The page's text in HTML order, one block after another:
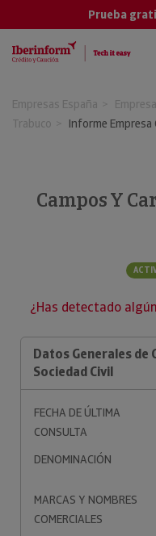
Prueba
Empresas España
Trabuco
Informe Empresa
Campos Y
¿Has detectado
Datos Generales de
Sociedad Civil
FECHA DE ÚLTIMA
CONSULTA
DENOMINACIÓN
MARCAS Y NOMBRES
COMERCIALES